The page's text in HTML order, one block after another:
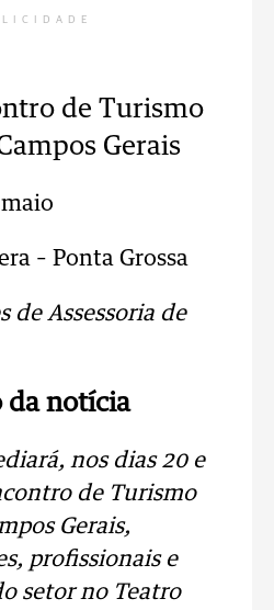
de Turismo
Gerais
– Ponta Grossa
de Assessoria de
da notícia
nos dias 20 e
de Turismo
Gerais,
profissionais e
setor no Teatro